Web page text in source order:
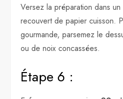
Versez la préparation dans
recouvert de papier cuisson.
gourmande, parsemez le
ou de noix concassées.
Étape 6 :